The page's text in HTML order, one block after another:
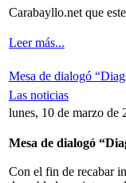
Carabayllo.net que
Leer más...
Mesa de dialogó
Las noticias
lunes, 10 de marzo de
Mesa de dialogó
Con el fin de recabar